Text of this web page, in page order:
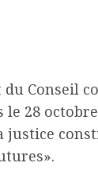
Conseil
28
justice